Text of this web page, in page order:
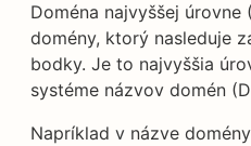
Doména najvyššej úrovne
domény, ktorý nasleduje
bodky. Je to najvyššia
systéme názvov domén
Napríklad v názve domény